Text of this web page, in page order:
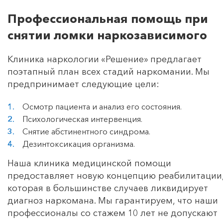
Профессиональная помощь при
снятии ломки наркозависимого
Клиника наркологии «Решение» предлагает
поэтапный план всех стадий наркомании. Мы
предпринимает следующие цели:
Осмотр пациента и анализ его состояния.
Психологическая интервенция.
Снятие абстинентного синдрома.
Дезинтоксикация организма.
Наша клиника медицинской помощи
предоставляет новую концепцию
которая в большинстве случаев ликвидирует
диагноз наркомана. Мы гарантируем, что наши
профессионалы со стажем 10 лет не допускают